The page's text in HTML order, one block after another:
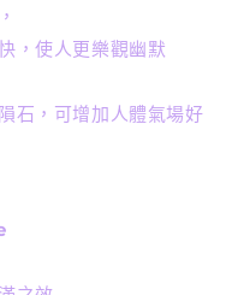
，使人更樂觀幽默
石，可增加人體氣場好